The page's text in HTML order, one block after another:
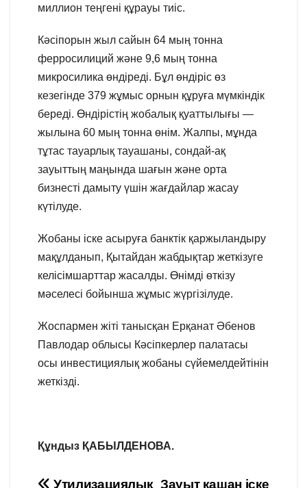
миллион теңгені құрауы тиіс.
Кәсіпорын жыл сайын 64 мың тонна
ферросилиций және 9,6 мың тонна
микросилика өндіреді. Бұл өндіріс өз
кезегінде 379 жұмыс орнын құруға мүмкіндік
береді. Өндірістің жобалық қуаттылығы —
жылына 60 мың тонна өнім. Жалпы, мұнда
тұтас тауарлық тауашаны, сондай-ақ
зауыттың маңында шағын және орта
бизнесті дамыту үшін жағдайлар жасау
күтілуде.
Жобаны іске асыруға банктік қаржыландыру
мақұлданып, Қытайдан жабдықтар жеткізуге
келісімшарттар жасалды. Өнімді өткізу
мәселесі бойынша жұмыс жүргізілуде.
Жоспармен жіті танысқан Ерқанат Әбенов
Павлодар облысы Кәсіпкерлер палатасы
осы инвестициялық жобаны сүйемелдейтінін
жеткізді.
Құндыз ҚАБЫЛДЕНОВА.
Зауыт қашан іске
Утилизациялық